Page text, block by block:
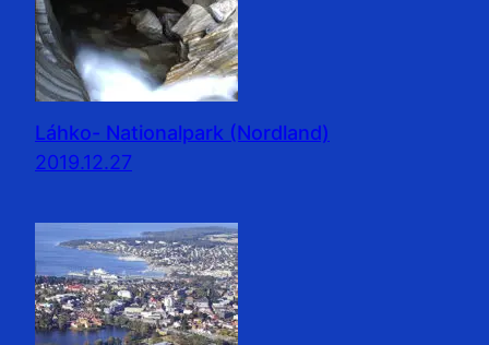
Láhko- Nationalpark (Nordland)
2019.12.27